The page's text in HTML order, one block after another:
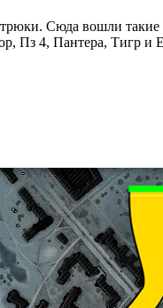
Сюда вошли
Пз 4, Пантера, Тигр и